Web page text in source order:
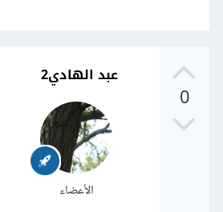
0
عبد الهادي2
الأعضاء